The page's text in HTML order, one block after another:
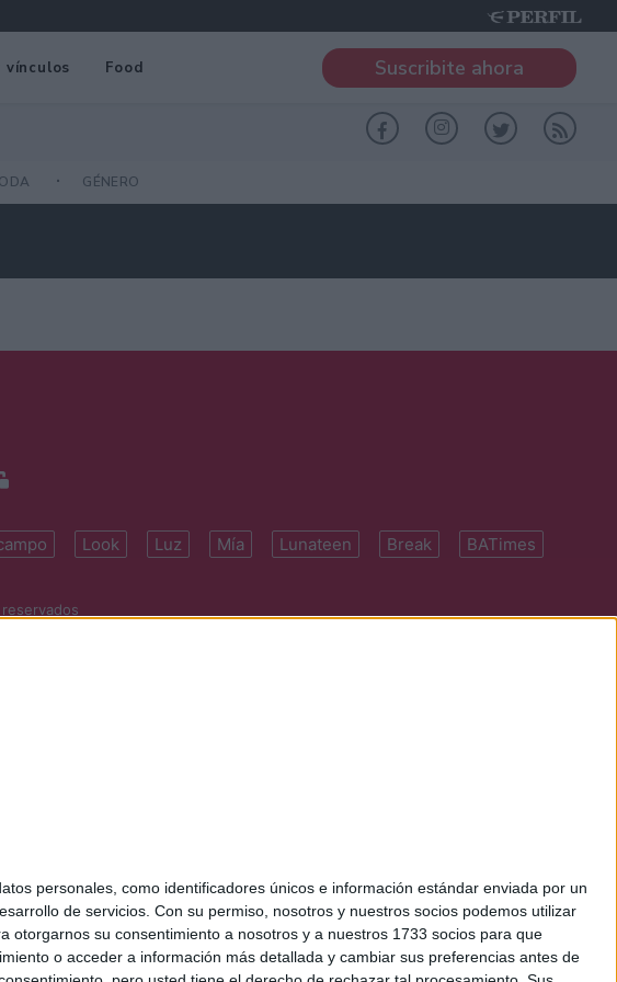
personales, como identificadores únicos e información estándar enviada por un
de servicios. Con su permiso, nosotros y nuestros socios podemos utilizar
otorgarnos su consentimiento a nosotros y a nuestros 1733 socios para que
o acceder a información más detallada y cambiar sus preferencias antes de
vínculos Food Suscribite ahora
GÉNERO
Look Luz Mía Lunateen Break BATimes
S.A.